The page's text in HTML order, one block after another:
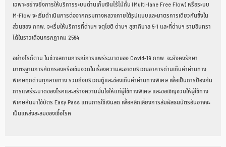
เฉพาะอย่างยิ่งการให้บริการระบบด่านเก็บเงินไร้ไม้กั้น (Multi-lane Free Flow) หรือระบบ
M-Flow จะเริ่มดำเนินการต่อจากกรมทางหลวงภายใต้รูปแบบและมาตรการเดียวกันซึ่งใน
ส่วนของ กทพ. จะเริ่มให้บริการที่ด่านฯ จตุโชติ ด่านฯ สุขาภิบาล 5-1 และที่ด่านฯ รามอินทรา
ได้ในราวเดือนกรกฎาคม 2564
อย่างไรก็ตาม ในช่วงสถานการณ์การแพร่ระบาดของ Covid-19 กทพ. จะยังคงรักษา
มาตรฐานการคัดกรองหรือเข้มงวดในเรื่องความสะอาดบริเวณอาคารด่านเก็บค่าผ่านทาง
พิเศษทุกด่านทุกสายทาง รวมถึงบริเวณตู้และช่องเก็บค่าผ่านทางพิเศษ เพื่อเป็นการป้องกัน
การแพร่ระบาดของโรคและสร้างความมั่นใจให้แก่ผู้ใช้ทางพิเศษ และขอเชิญชวนให้ผู้ใช้ทาง
พิเศษหันมาใช้บัตร Easy Pass แทนการใช้เงินสด เพื่อหลีกเลี่ยงการสัมผัสธนบัตรอันอาจจะ
เป็นแหล่งสะสมของเชื้อโรค